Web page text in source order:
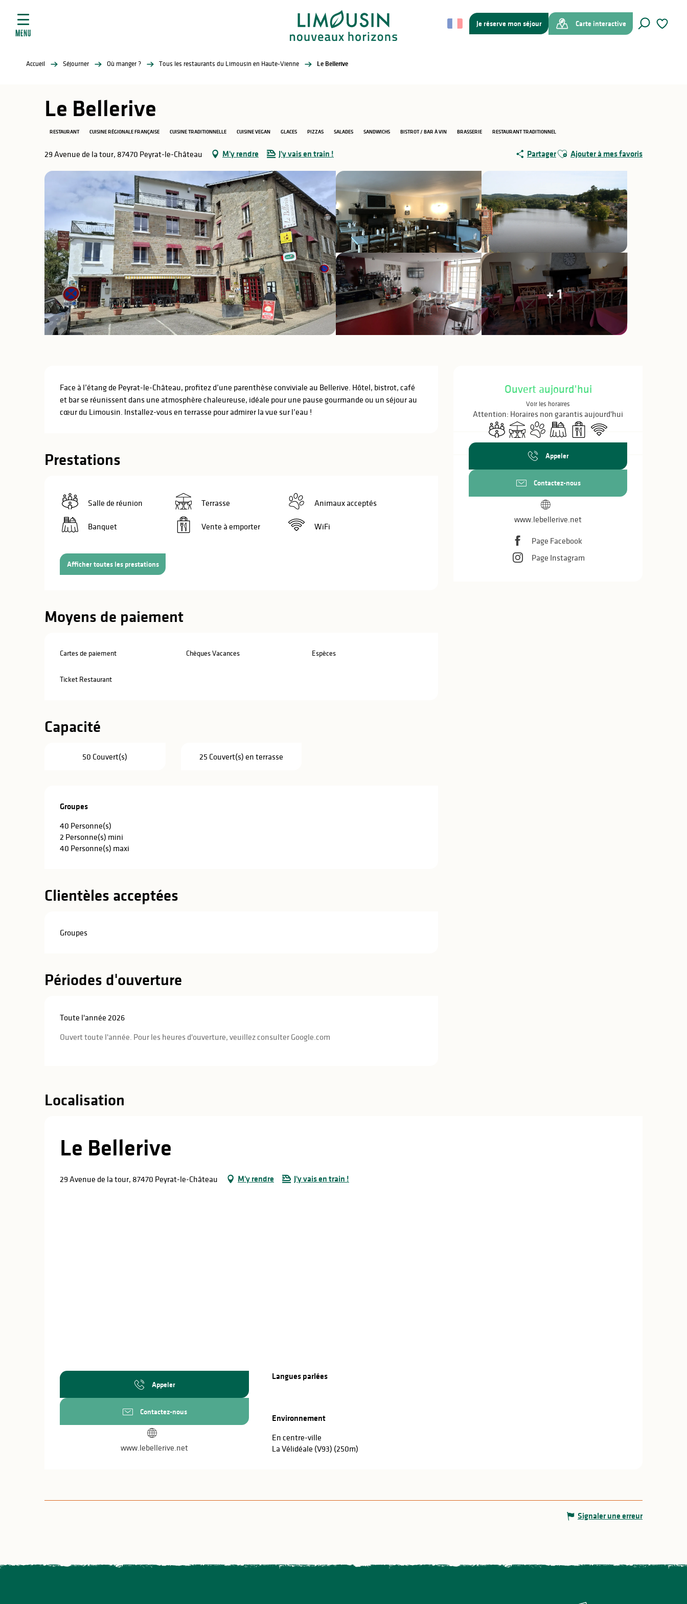
contenu
Je réserve mon séjour
Carte interactive
MENU
Accueil Séjourner Où manger ? Tous les restaurants du Limousin en Haute-Vienne Le Bellerive
Le Bellerive
RESTAURANT CUISINE RÉGIONALE FRANÇAISE CUISINE TRADITIONNELLE CUISINE VEGAN GLACES PIZZAS SALADES SANDWICHS BISTROT / BAR À VIN BRASSERIE RESTAURANT TRADITIONNEL
29 Avenue de la tour, 87470 Peyrat-le-Château M'y rendre J'y vais en train ! PartagerAjouter aux favoris
Ajouter à mes favoris
+ 1
Ouverture et
Ouvert aujourd'hui
Voir les horaires
Attention: Horaires non garantis aujourd'hui
Salle de réunion
TerrasseAnimaux acceptés
BanquetVente à emporter
WiFi
Appeler
Contactez-nous
www.lebellerive.net
Page Facebook
Page Instagram
Description
Face à l’étang de Peyrat-le-Château, profitez d’une parenthèse conviviale au Bellerive. Hôtel, bistrot, café
et bar se réunissent dans une atmosphère chaleureuse, idéale pour une pause gourmande ou un séjour au
cœur du Limousin. Installez-vous en terrasse pour admirer la vue sur l’eau !
Prestations
Salle de réunion Terrasse Animaux acceptés
Banquet Vente à emporter WiFi
Afficher toutes les prestations
Moyens de paiement
Cartes de paiement Chèques Vacances Espèces
Ticket Restaurant
Capacité
50 Couvert(s) 25 Couvert(s) en terrasse
Groupes
Groupes
40 Personne(s)
2 Personne(s) mini
40 Personne(s) maxi
Clientèles acceptées
Groupes
Périodes d'ouverture
Toute l'année 2026
Ouvert toute l'année. Pour les heures d'ouverture, veuillez consulter Google.com
Localisation
Le Bellerive
29 Avenue de la tour, 87470 Peyrat-le-Château M'y rendre J'y vais en train !
Appeler
Contactez-nous
www.lebellerive.net
Langues parlées
Langues parlées
Environnement
Environnement
En centre-ville
La Vélidéale (V93) (250m)
Signaler une erreur